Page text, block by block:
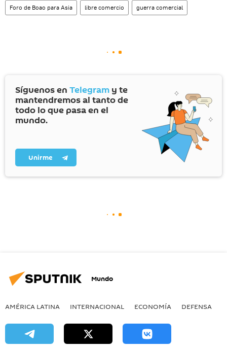
Foro de Boao para Asia libre comercio guerra comercial
Síguenos en Telegram y te
mantendremos al tanto de
todo lo que pasa en el
mundo.
Unirme
Mundo
AMÉRICA LATINA INTERNACIONAL ECONOMÍA DEFENSA